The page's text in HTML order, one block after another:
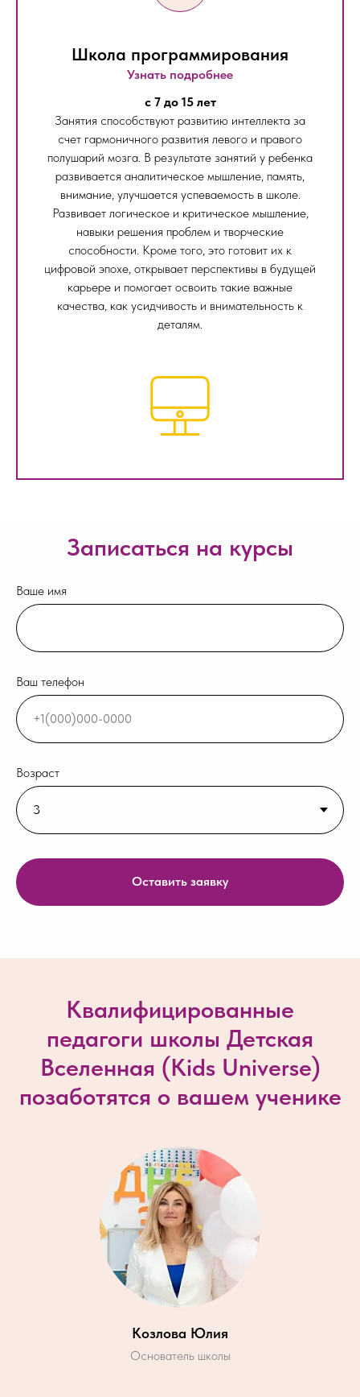
Школа программирования
Узнать подробнее
c 7 до 15 лет
Занятия способствуют развитию интеллекта за
счет гармоничного развития левого и правого
полушарий мозга. В результате занятий у ребенка
развивается аналитическое мышление, память,
внимание, улучшается успеваемость в школе.
Развивает логическое и критическое мышление,
навыки решения проблем и творческие
способности. Кроме того, это готовит их к
цифровой эпохе, открывает перспективы в будущей
карьере и помогает освоить такие важные
качества, как усидчивость и внимательность к
деталям.
Записаться на курсы
Ваше имя
Ваш телефон
Возраст
Оставить заявку
Квалифицированные
педагоги школы Детская
Вселенная (Kids Universe)
позаботятся о вашем ученике
Козлова Юлия
Основатель школы